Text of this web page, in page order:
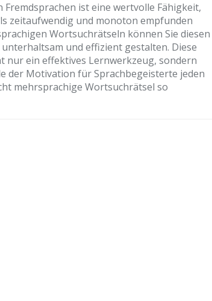
Fremdsprachen ist eine wertvolle Fähigkeit,
zeitaufwendig und monoton empfunden
Wortsuchrätseln können Sie diesen
unterhaltsam und effizient gestalten. Diese
nur ein effektives Lernwerkzeug, sondern
der Motivation für Sprachbegeisterte jeden
mehrsprachige Wortsuchrätsel so